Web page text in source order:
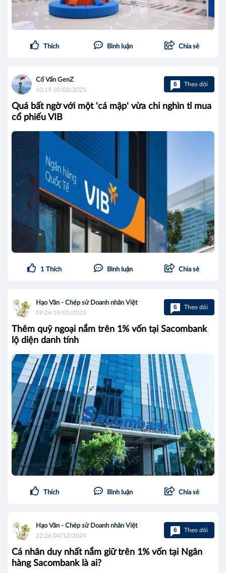
Thích Bình luận Chia sẻ
Cố Vấn GenZ
10:19 10/03/2025
6 Theo dõi
Quá bất ngờ với một 'cá mập' vừa chi nghìn tỉ mua
cổ phiếu VIB
1 Thích Bình luận Chia sẻ
Hạo Vân - Chép sử Doanh nhân Việt
09:26 19/01/2025
6 Theo dõi
Thêm quỹ ngoại nắm trên 1% vốn tại Sacombank
lộ diện danh tính
Thích Bình luận Chia sẻ
Hạo Vân - Chép sử Doanh nhân Việt
22:26 04/12/2024
6 Theo dõi
Cá nhân duy nhất nắm giữ trên 1% vốn tại Ngân
hàng Sacombank là ai?